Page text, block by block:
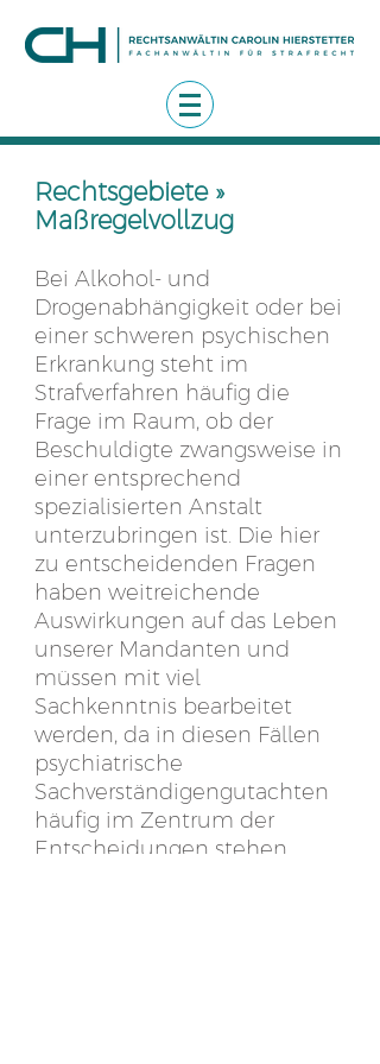
Rechtsgebiete »
Maßregelvollzug
Bei Alkohol- und
Drogenabhängigkeit oder bei
einer schweren psychischen
Erkrankung steht im
Strafverfahren häufig die
Frage im Raum, ob der
Beschuldigte zwangsweise in
einer entsprechend
spezialisierten Anstalt
unterzubringen ist. Die hier
zu entscheidenden Fragen
haben weitreichende
Auswirkungen auf das Leben
unserer Mandanten und
müssen mit viel
Sachkenntnis bearbeitet
werden, da in diesen Fällen
psychiatrische
Sachverständigengutachten
häufig im Zentrum der
Entscheidungen stehen.